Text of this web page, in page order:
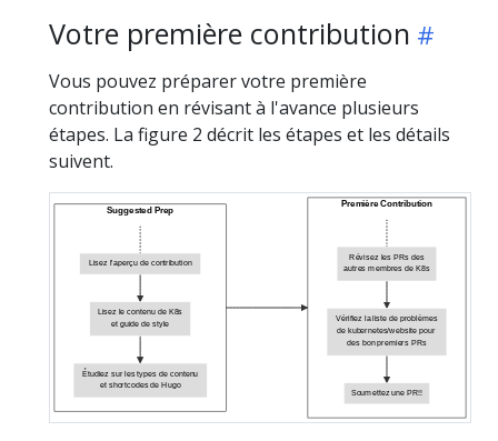
Votre première contribution
Vous pouvez préparer votre première
contribution en révisant à l'avance plusieurs
étapes. La figure 2 décrit les étapes et les détails
suivent.
Suggested Prep
Lisez le contenu de K8s
et guide de style
Lisez l'aperçu de contribution
Étudiez sur les types de contenu
et shortcodes de Hugo
Première Contribution
Soumettez une PR!!
Révisez les PRs des
autres membres de K8s
Vérifiez la liste de problèmes
de kubernetes/website pour
des bon premiers PRs